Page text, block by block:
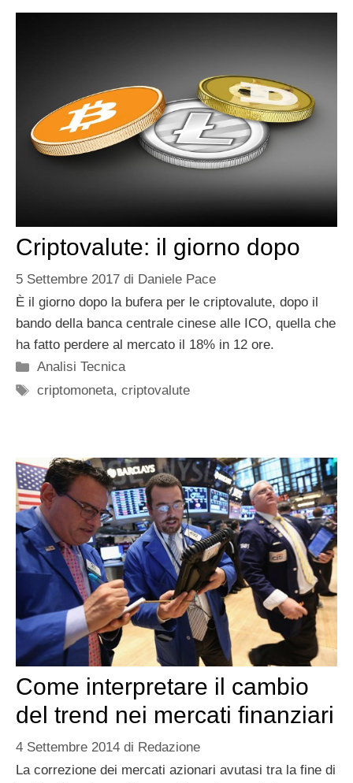
Criptovalute: il giorno dopo
5 Settembre 2017 di Daniele Pace
È il giorno dopo la bufera per le criptovalute, dopo il
bando della banca centrale cinese alle ICO, quella che
ha fatto perdere al mercato il 18% in 12 ore.
Categorie
Analisi Tecnica
Tag
criptomoneta,criptovalute
Come interpretare il cambio
del trend nei mercati finanziari
4 Settembre 2014 di Redazione
La correzione dei mercati azionari avutasi tra la fine di